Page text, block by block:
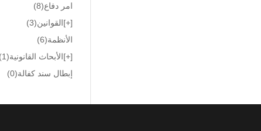
امر دفاع(8)
[+]القوانين(3)
الأنظمة(6)
[+]الأبحاث القانونية(1)
إبطال سند كفالة(0)